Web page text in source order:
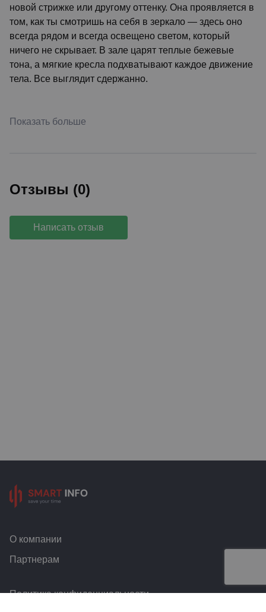
новой стрижке или другому оттенку. Она проявляется в
том, как ты смотришь на себя в зеркало — здесь оно
всегда рядом и всегда освещено светом, который
ничего не скрывает. В зале царят теплые бежевые
тона, а мягкие кресла подхватывают каждое движение
тела. Все выглядит сдержанно.
Показать больше
Отзывы (0)
Написать отзыв
О компании
Партнерам
Политика конфиденциальности